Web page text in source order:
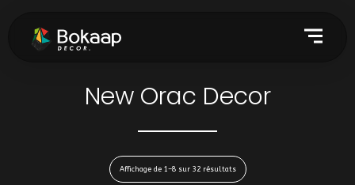
New Orac Decor
Affichage de 1–8 sur 32 résultats